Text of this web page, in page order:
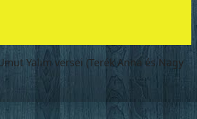
Yalım versei (Terék Anna és Nagy